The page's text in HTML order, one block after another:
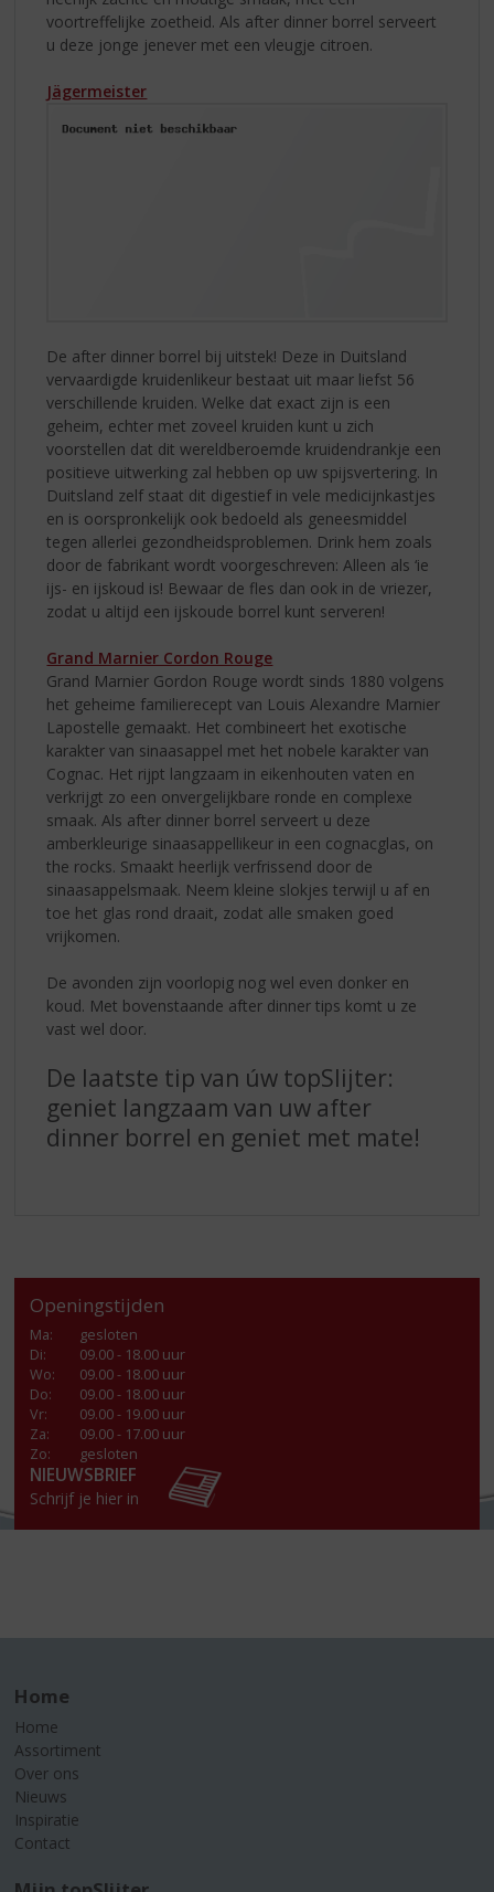
voortreffelijke zoetheid. Als after dinner borrel serveert
u deze jonge jenever met een vleugje citroen.
Jägermeister
De after dinner borrel bij uitstek! Deze in Duitsland
vervaardigde kruidenlikeur bestaat uit maar liefst 56
verschillende kruiden. Welke dat exact zijn is een
geheim, echter met zoveel kruiden kunt u zich
voorstellen dat dit wereldberoemde kruidendrankje een
positieve uitwerking zal hebben op uw spijsvertering. In
Duitsland zelf staat dit digestief in vele medicijnkastjes
en is oorspronkelijk ook bedoeld als geneesmiddel
tegen allerlei gezondheidsproblemen. Drink hem zoals
door de fabrikant wordt voorgeschreven: Alleen als ‘ie
ijs- en ijskoud is! Bewaar de fles dan ook in de vriezer,
zodat u altijd een ijskoude borrel kunt serveren!
Grand Marnier Cordon Rouge
Grand Marnier Gordon Rouge wordt sinds 1880 volgens
het geheime familierecept van Louis Alexandre Marnier
Lapostelle gemaakt. Het combineert het exotische
karakter van sinaasappel met het nobele karakter van
Cognac. Het rijpt langzaam in eikenhouten vaten en
verkrijgt zo een onvergelijkbare ronde en complexe
smaak. Als after dinner borrel serveert u deze
amberkleurige sinaasappellikeur in een cognacglas, on
the rocks. Smaakt heerlijk verfrissend door de
sinaasappelsmaak. Neem kleine slokjes terwijl u af en
toe het glas rond draait, zodat alle smaken goed
vrijkomen.
De avonden zijn voorlopig nog wel even donker en
koud. Met bovenstaande after dinner tips komt u ze
vast wel door.
De laatste tip van úw topSlijter:
geniet langzaam van uw after
dinner borrel en geniet met mate!
Openingstijden
Ma:
gesloten
Di:
09.00 - 18.00 uur
Wo:
09.00 - 18.00 uur
Do:
09.00 - 18.00 uur
Vr:
09.00 - 19.00 uur
Za:
09.00 - 17.00 uur
Zo:
gesloten
NIEUWSBRIEF
Schrijf je hier in
Home
Home
Assortiment
Over ons
Nieuws
Inspiratie
Contact